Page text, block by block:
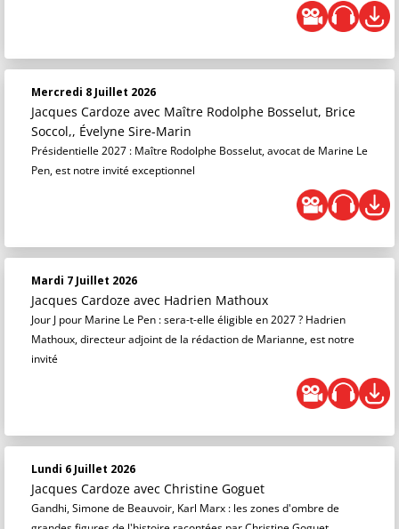
Mercredi 8 Juillet 2026
Jacques Cardoze avec Maître Rodolphe Bosselut, Brice
Soccol,, Évelyne Sire-Marin
Présidentielle 2027 : Maître Rodolphe Bosselut, avocat de Marine Le
Pen, est notre invité exceptionnel
Mardi 7 Juillet 2026
Jacques Cardoze avec Hadrien Mathoux
Jour J pour Marine Le Pen : sera-t-elle éligible en 2027 ? Hadrien
Mathoux, directeur adjoint de la rédaction de Marianne, est notre
invité
Lundi 6 Juillet 2026
Jacques Cardoze avec Christine Goguet
Gandhi, Simone de Beauvoir, Karl Marx : les zones d'ombre de